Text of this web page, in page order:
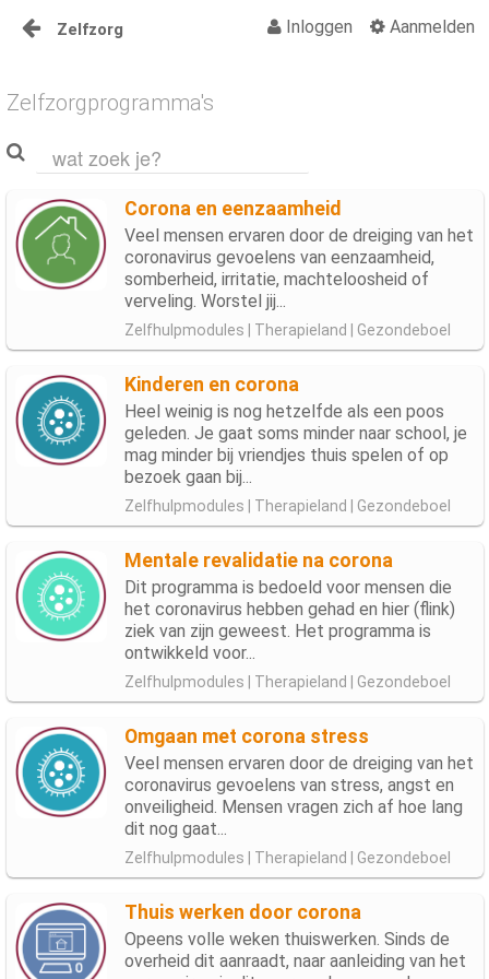
Inloggen Aanmelden
Zelfzorg
Groepsmedia
Groepsbellen
Zelfzorgprogramma's
Corona en eenzaamheid
Veel mensen ervaren door de dreiging van het
coronavirus gevoelens van eenzaamheid,
somberheid, irritatie, machteloosheid of
verveling. Worstel jij...
Zelfhulpmodules | Therapieland | Gezondeboel
Kinderen en corona
Heel weinig is nog hetzelfde als een poos
geleden. Je gaat soms minder naar school, je
mag minder bij vriendjes thuis spelen of op
bezoek gaan bij...
Zelfhulpmodules | Therapieland | Gezondeboel
Mentale revalidatie na corona
Dit programma is bedoeld voor mensen die
het coronavirus hebben gehad en hier (flink)
ziek van zijn geweest. Het programma is
ontwikkeld voor...
Zelfhulpmodules | Therapieland | Gezondeboel
Omgaan met corona stress
Veel mensen ervaren door de dreiging van het
coronavirus gevoelens van stress, angst en
onveiligheid. Mensen vragen zich af hoe lang
dit nog gaat...
Zelfhulpmodules | Therapieland | Gezondeboel
Thuis werken door corona
Opeens volle weken thuiswerken. Sinds de
overheid dit aanraadt, naar aanleiding van het